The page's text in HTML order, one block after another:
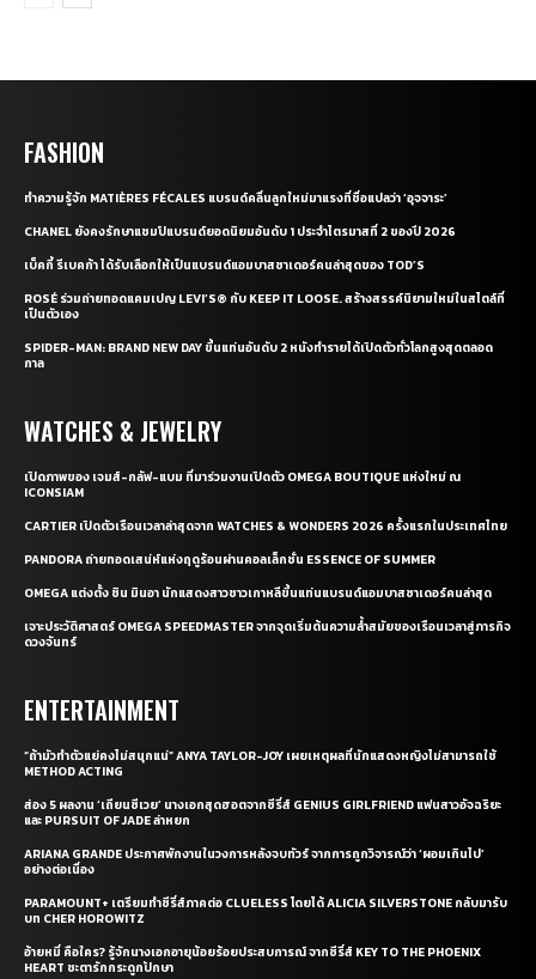
FASHION
ทำความรู้จัก MATIÈRES FÉCALES แบรนด์คลื่นลูกใหม่มาแรงที่ชื่อแปลว่า ‘อุจจาระ’
CHANEL ยังคงรักษาแชมป์แบรนด์ยอดนิยมอันดับ 1 ประจำไตรมาสที่ 2 ของปี 2026
เบ็คกี้ รีเบคก้า ได้รับเลือกให้เป็นแบรนด์แอมบาสซาเดอร์คนล่าสุดของ TOD’S
ROSÉ ร่วมถ่ายทอดแคมเปญ LEVI’S® กับ KEEP IT LOOSE. สร้างสรรค์นิยามใหม่ในสไตล์ที่
เป็นตัวเอง
SPIDER-MAN: BRAND NEW DAY ขึ้นแท่นอันดับ 2 หนังทำรายได้เปิดตัวทั่วโลกสูงสุดตลอด
กาล
WATCHES & JEWELRY
เปิดภาพของ เจมส์-กลัฟ-แบม ที่มาร่วมงานเปิดตัว OMEGA BOUTIQUE แห่งใหม่ ณ
ICONSIAM
CARTIER เปิดตัวเรือนเวลาล่าสุดจาก WATCHES & WONDERS 2026 ครั้งแรกในประเทศไทย
PANDORA ถ่ายทอดเสน่ห์แห่งฤดูร้อนผ่านคอลเล็กชั่น ESSENCE OF SUMMER
OMEGA แต่งตั้ง ชิน มินอา นักแสดงสาวชาวเกาหลีขึ้นแท่นแบรนด์แอมบาสซาเดอร์คนล่าสุด
เจาะประวัติศาสตร์ OMEGA SPEEDMASTER จากจุดเริ่มต้นความล้ำสมัยของเรือนเวลาสู่ภารกิจ
ดวงจันทร์
ENTERTAINMENT
“ถ้ามัวทำตัวแย่คงไม่สนุกแน่” ANYA TAYLOR-JOY เผยเหตุผลที่นักแสดงหญิงไม่สามารถใช้
METHOD ACTING
ส่อง 5 ผลงาน ‘เถียนซีเวย’ นางเอกสุดฮอตจากซีรี่ส์ GENIUS GIRLFRIEND แฟนสาวอัจฉริยะ
และ PURSUIT OF JADE ล่าหยก
ARIANA GRANDE ประกาศพักงานในวงการหลังจบทัวร์ จากการถูกวิจารณ์ว่า ‘ผอมเกินไป’
อย่างต่อเนื่อง
PARAMOUNT+ เตรียมทำซีรี่ส์ภาคต่อ CLUELESS โดยได้ ALICIA SILVERSTONE กลับมารับ
บท CHER HOROWITZ
อ้ายหมี่ คือใคร? รู้จักนางเอกอายุน้อยร้อยประสบการณ์ จากซีรี่ส์ KEY TO THE PHOENIX
HEART ชะตารักกระดูกปักษา